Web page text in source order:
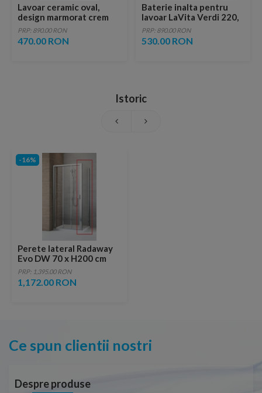
Lavoar ceramic oval,
design marmorat crem
lucios cu vene aurii,
ventil inclus
PRP: 890.00 RON
470.00 RON
Baterie inalta pentru
lavoar LaVita Verdi 220,
fara ventil, brushed
copper
PRP: 890.00 RON
530.00 RON
Istoric
-16%
Perete lateral Radaway
Evo DW 70 x H200 cm
PRP: 1,395.00 RON
1,172.00 RON
Ce spun clientii nostri
Despre produse